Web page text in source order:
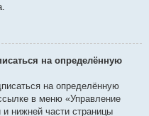
на определённую
на определённую
в меню «Управление
и нижней части страницы